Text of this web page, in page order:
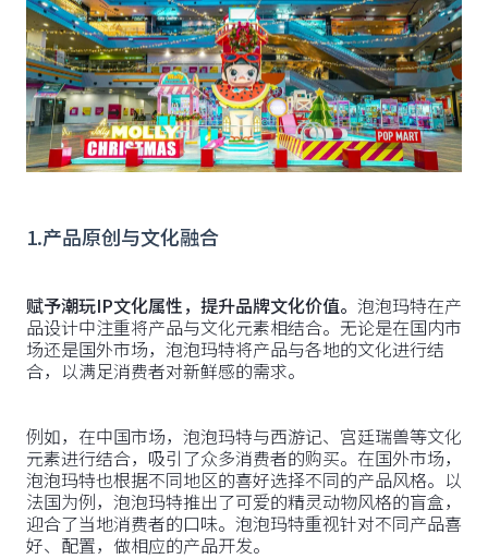
1.产品原创与文化融合
赋予潮玩IP文化属性，提升品牌文化价值。 泡泡玛特在产
品设计中注重将产品与文化元素相结合。无论是在国内市
场还是国外市场，泡泡玛特将产品与各地的文化进行结
合，以满足消费者对新鲜感的需求。
例如，在中国市场，泡泡玛特与西游记、宫廷瑞兽等文化
元素进行结合，吸引了众多消费者的购买。在国外市场，
泡泡玛特也根据不同地区的喜好选择不同的产品风格。以
法国为例，泡泡玛特推出了可爱的精灵动物风格的盲盒，
迎合了当地消费者的口味。泡泡玛特重视针对不同产品喜
好、配置，做相应的产品开发。